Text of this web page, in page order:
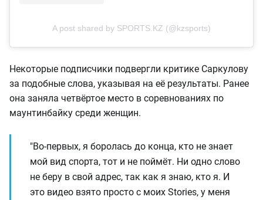
A post shared by SPORTS.KZ (@kzsports)
Некоторые подписчики подвергли критике Саркулову
за подобные слова, указывая на её результаты. Ранее
она заняла четвёртое место в соревнованиях по
маунтинбайку среди женщин.
"Во-первых, я боролась до конца, кто не знает
мой вид спорта, тот и не поймёт. Ни одно слово
не беру в свой адрес, так как я знаю, кто я. И
это видео взято просто с моих Stories, у меня